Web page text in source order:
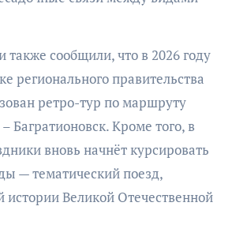
также сообщили, что в 2026 году
регионального правительства
ретро-тур по маршруту
Багратионовск. Кроме того, в
вновь начнёт курсировать
— тематический поезд,
Великой Отечественной